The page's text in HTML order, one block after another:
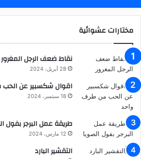
مختارات عشوائية
نقاط ضعف الرجل المغرور
28 أبريل، 2024
اقوال شكسبير عن
18 سبتمبر، 2024
طريقة عمل البرجر بفول
12 مارس، 2024
التقشير البارد